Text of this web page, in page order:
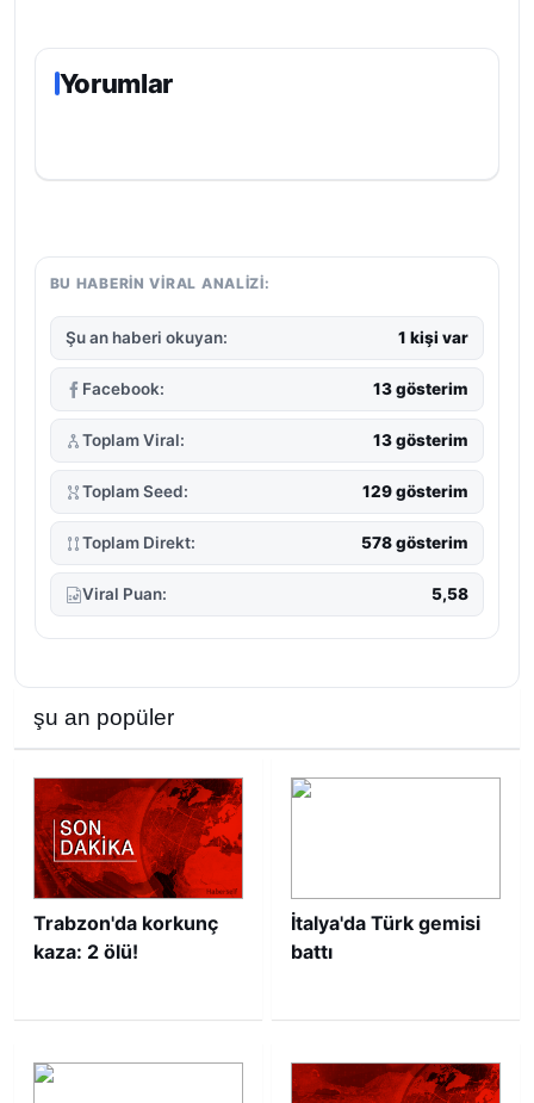
Yorumlar
BU HABERIN VIRAL ANALIZI:
Şu an haberi okuyan: 1 kişi var
Facebook: 13 gösterim
Toplam Viral: 13 gösterim
Toplam Seed: 129 gösterim
Toplam Direkt: 578 gösterim
Viral Puan: 5,58
şu an popüler
Trabzon'da korkunç
kaza: 2 ölü!
İtalya'da Türk gemisi
battı